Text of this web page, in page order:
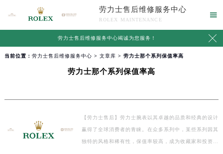
劳力士售后维修服务中心
ROLEX MAINTENANCE

劳力士售后维修服务中心竭诚为您服务！ 
当前位置： 劳力士售后维修服务中心 > 文章库 > 劳力士那个系列保值率高
劳力士那个系列保值率高
【劳力士售后】劳力士腕表以其卓越的品质和经典的设计
赢得了全球消费者的青睐。在众多系列中，某些系列因其
独特的风格和稀有性，保值率较高，成为收藏家和投资…